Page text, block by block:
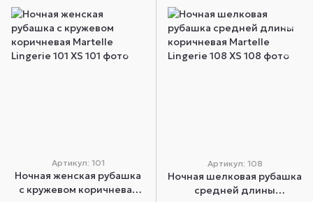
Артикул: 101
Ночная женская рубашка
с кружевом коричневая
Артикул: 108
Ночная шелковая рубашка
средней длины